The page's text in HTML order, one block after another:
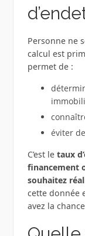
Personne ne
calcul est
permet de :
éviter
C’est le taux
financement
souhaitez
cette donnée
avez la